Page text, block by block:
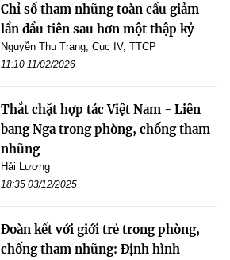
Chỉ số tham nhũng toàn cầu giảm
lần đầu tiên sau hơn một thập kỷ
Nguyễn Thu Trang, Cục IV, TTCP
11:10 11/02/2026
Thắt chặt hợp tác Việt Nam - Liên
bang Nga trong phòng, chống tham
nhũng
Hải Lương
18:35 03/12/2025
Đoàn kết với giới trẻ trong phòng,
chống tham nhũng: Định hình